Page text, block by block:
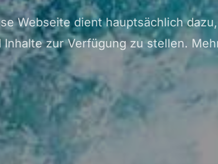
Webseite dient hauptsächlich
Inhalte zur Verfügung zu stellen.